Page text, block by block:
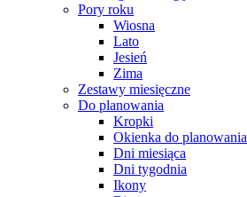
Pory roku
Wiosna
Lato
Jesień
Zima
Zestawy miesięczne
Do planowania
Kropki
Okienka do planowania
Dni miesiąca
Dni tygodnia
Ikony